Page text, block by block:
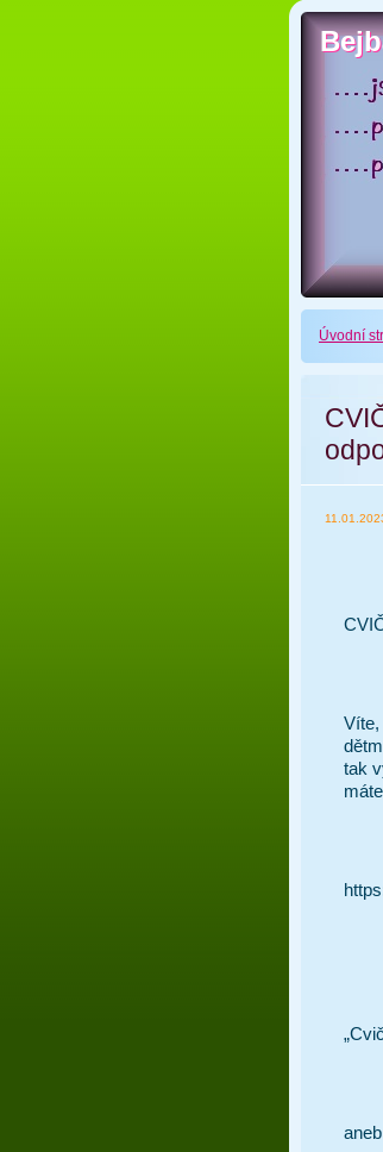
Úvodní
Víte,
tak